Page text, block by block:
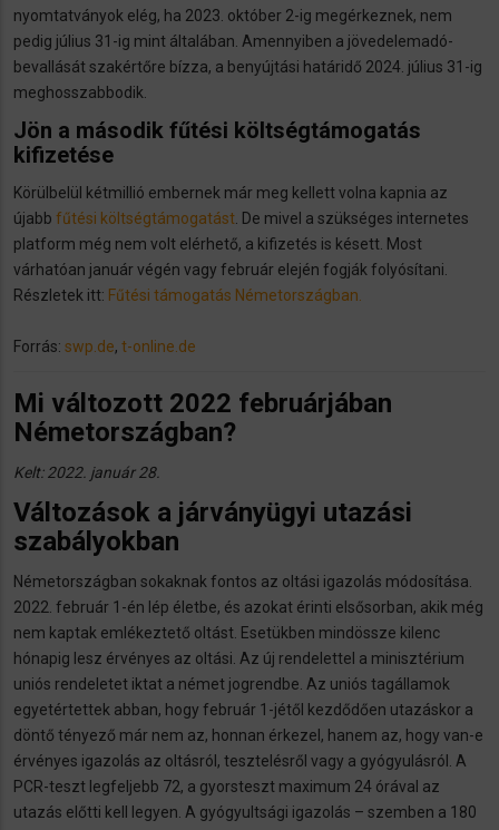
nyomtatványok elég, ha 2023. október 2-ig megérkeznek, nem
pedig július 31-ig mint általában. Amennyiben a jövedelemadó-
bevallását szakértőre bízza, a benyújtási határidő 2024. július 31-ig
meghosszabbodik.
Jön a második fűtési költségtámogatás
kifizetése
Körülbelül kétmillió embernek már meg kellett volna kapnia az
újabb fűtési költségtámogatást . De mivel a szükséges internetes
platform még nem volt elérhető, a kifizetés is késett. Most
várhatóan január végén vagy február elején fogják folyósítani.
Részletek itt: Fűtési támogatás Németországban.
Forrás: swp.de, t-online.de
Mi változott 2022 februárjában
Németországban?
Kelt: 2022. január 28.
Változások a járványügyi utazási
szabályokban
Németországban sokaknak fontos az oltási igazolás módosítása.
2022. február 1-én lép életbe, és azokat érinti elsősorban, akik még
nem kaptak emlékeztető oltást. Esetükben mindössze kilenc
hónapig lesz érvényes az oltási. Az új rendelettel a minisztérium
uniós rendeletet iktat a német jogrendbe. Az uniós tagállamok
egyetértettek abban, hogy február 1-jétől kezdődően utazáskor a
döntő tényező már nem az, honnan érkezel, hanem az, hogy van-e
érvényes igazolás az oltásról, tesztelésről vagy a gyógyulásról. A
PCR-teszt legfeljebb 72, a gyorsteszt maximum 24 órával az
utazás előtti kell legyen. A gyógyultsági igazolás – szemben a 180